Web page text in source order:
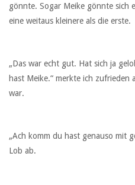
gönnte. Sogar Meike gönnte sich
eine weitaus kleinere als die erste.
„Das war echt gut. Hat sich ja
hast Meike.“ merkte ich zufrieden
war.
„Ach komm du hast genauso mit
Lob ab.